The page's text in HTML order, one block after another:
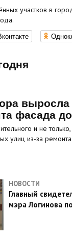
участков в
выросла
фасада
и не
улиц из-за
НОВОСТИ
Главный
мэра Логинова